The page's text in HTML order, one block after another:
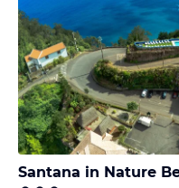
Santana in Nature